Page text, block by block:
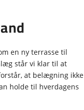
en ny terrasse til
står vi klar til at
at belægning ikke
holde til hverdagens